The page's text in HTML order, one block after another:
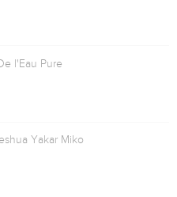
l'Eau Pure
Yakar Miko